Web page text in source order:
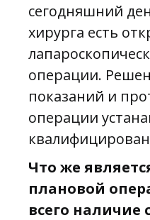
сегодняшний
хирурга есть
операции.
показаний и
операции
Что же
плановой
всего наличие